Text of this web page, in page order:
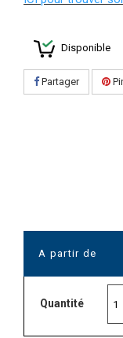
Disponible
Partager
A partir de
Quantité